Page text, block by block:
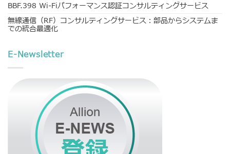
BBF.398 Wi-Fiパフォーマンス認証コンサルティングサービス
無線通信（RF）コンサルティングサービス：部品からシステムま
での統合最適化
E-Newsletter